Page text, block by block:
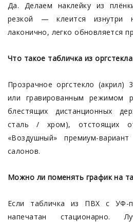
Да. Делаем наклейку из
резкой — клеится изнутри
лаконично, легко обновляется
Что такое табличка из
Прозрачное оргстекло
или гравированным режимом
блестящих дистанционных
сталь / хром), отстоящих
«Воздушный» премиум-
салонов.
Можно ли поменять график на
Если табличка из ПВХ с УФ-
напечатан стационарно.